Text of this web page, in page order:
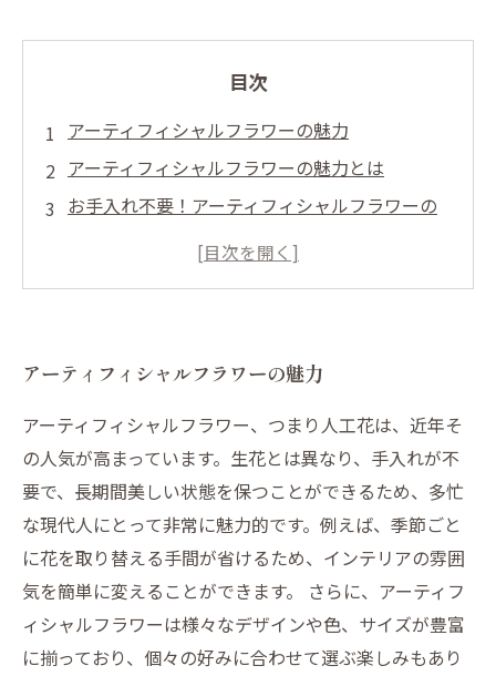
目次
アーティフィシャルフラワーの魅力
アーティフィシャルフラワーの魅力とは
お手入れ不要！アーティフィシャルフラワーの
び方
自分だけのアレンジメントを楽しむ方法
アーティフィシャルフラワーの魅力
アーティフィシャルフラワー、つまり人工花は、近年そ
の人気が高まっています。生花とは異なり、手入れが不
要で、長期間美しい状態を保つことができるため、多忙
な現代人にとって非常に魅力的です。例えば、季節ごと
に花を取り替える手間が省けるため、インテリアの雰囲
気を簡単に変えることができます。 さらに、アーティフ
ィシャルフラワーは様々なデザインや色、サイズが豊富
に揃っており、個々の好みに合わせて選ぶ楽しみもあり